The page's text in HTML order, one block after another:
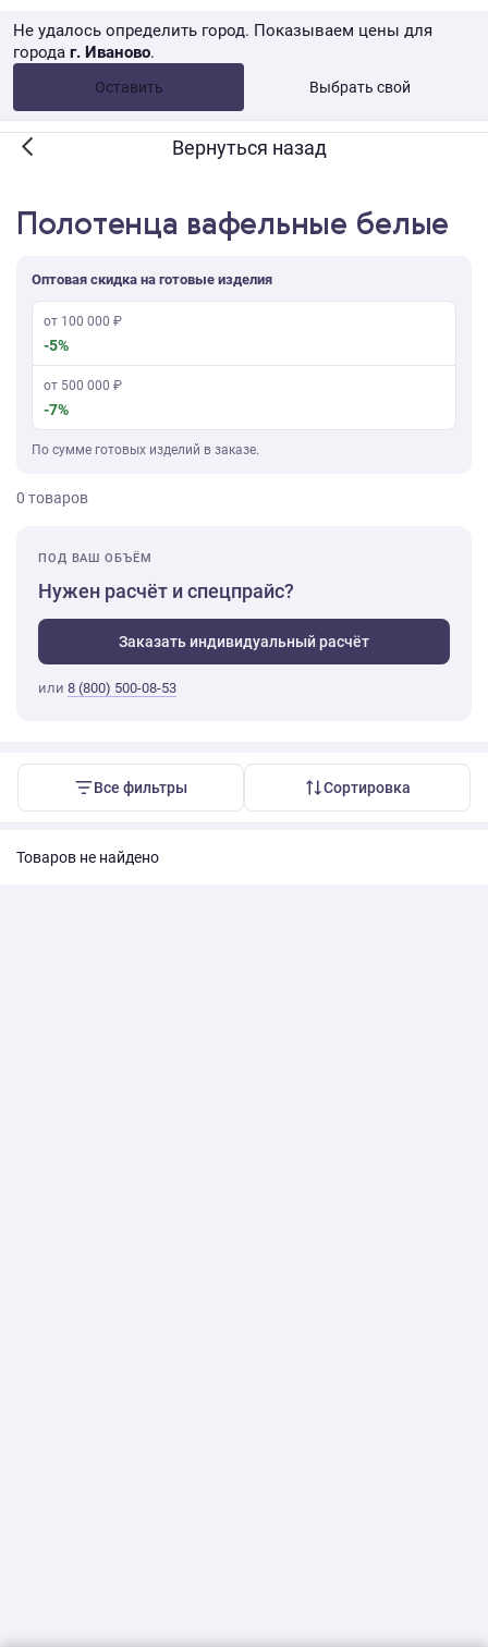
Не удалось определить город. Показываем цены для
города г. Иваново.
Оставить Выбрать свой
от 10 000 ₽ Розница → WB
Вернуться назад
Полотенца вафельные белые
Оптовая скидка на готовые изделия
от 100 000 ₽
-5%
от 500 000 ₽
-7%
По сумме готовых изделий в заказе.
0 товаров
ПОД ВАШ ОБЪЁМ
Нужен расчёт и спецпрайс?
Заказать индивидуальный расчёт
или 8 (800) 500-08-53
Все фильтры Сортировка
Товаров не найдено